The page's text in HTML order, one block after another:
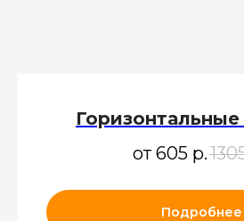
от 605 р.
Подробнее